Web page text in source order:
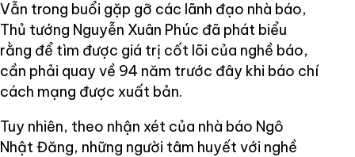
Vẫn trong buổi gặp gỡ các lãnh đạo nhà báo,
Thủ tướng Nguyễn Xuân Phúc đã phát biểu
rằng để tìm được giá trị cốt lõi của nghề báo,
cần phải quay về 94 năm trước đây khi báo chí
cách mạng được xuất bản.
Tuy nhiên, theo nhận xét của nhà báo Ngô
Nhật Đăng, những người tâm huyết với nghề